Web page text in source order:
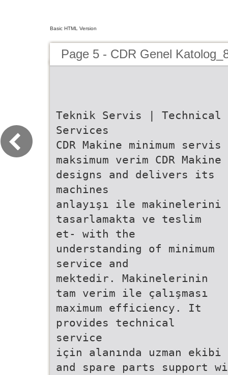
Basic HTML Version
Page 5 - CDR Genel
Teknik Servis | Technical
Services
CDR Makine minimum servis
maksimum verim CDR Makine
designs and delivers its
machines
anlayışı ile makinelerini
tasarlamakta ve teslim
et- with the
understanding of minimum
service and
mektedir. Makinelerinin
tam verim ile çalışması
maximum efficiency. It
provides technical
service
için alanında uzman
and spare parts support